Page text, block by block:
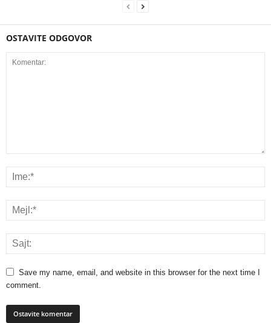
OSTAVITE ODGOVOR
Save my name, email, and website in this browser for the next time I
comment.